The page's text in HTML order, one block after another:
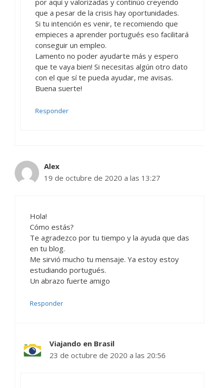
por aquí y valorizadas y continúo creyendo
que a pesar de la crisis hay oportunidades.
Si tu intención es venir, te recomiendo que
empieces a aprender portugués eso facilitará
conseguir un empleo.
Lamento no poder ayudarte más y espero
que te vaya bien! Si necesitas algún otro dato
con el que sí te pueda ayudar, me avisas.
Buena suerte!
Responder
Alex
19 de octubre de 2020 a las 13:27
Hola!
Cómo estás?
Te agradezco por tu tiempo y la ayuda que das
en tu blog.
Me sirvió mucho tu mensaje. Ya estoy estoy
estudiando portugués.
Un abrazo fuerte amigo
Responder
Viajando en Brasil
23 de octubre de 2020 a las 20:56